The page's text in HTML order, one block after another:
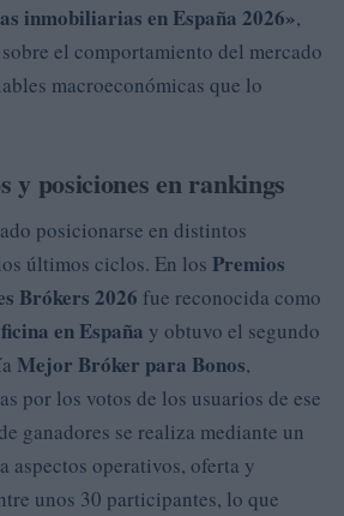
inmobiliarias en España 2026»,
el comportamiento del mercado
macroeconómicas que lo
y posiciones en rankings
posicionarse en distintos
últimos ciclos. En los Premios
Brókers 2026 fue reconocida como
en España y obtuvo el segundo
Mejor Bróker para Bonos,
por los votos de los usuarios de ese
ganadores se realiza mediante un
aspectos operativos, oferta y
unos 30 participantes, lo que